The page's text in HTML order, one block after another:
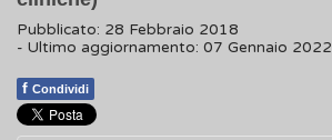
Pubblicato: 28 Febbraio 2018
- Ultimo aggiornamento: 07 Gennaio 2022
f Condividi